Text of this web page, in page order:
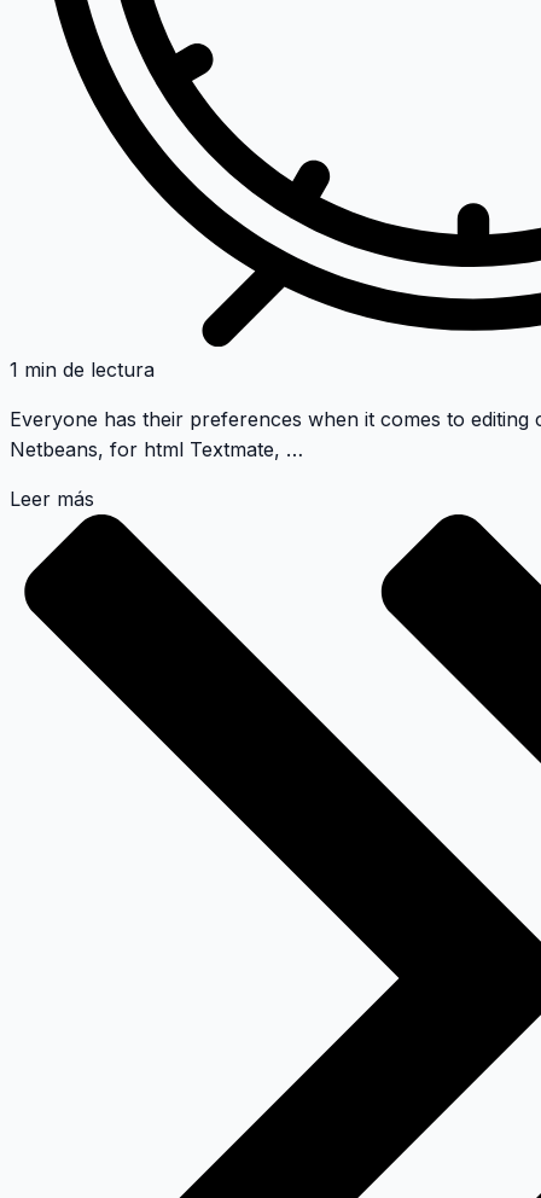
1 min de lectura
Everyone has their preferences when it comes to
Netbeans, for html Textmate, …
Leer más